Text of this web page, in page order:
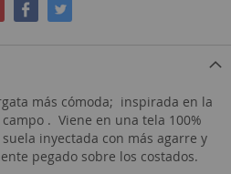
más cómoda; inspirada en la
. Viene en una tela 100%
inyectada con más agarre y
pegado sobre los costados.